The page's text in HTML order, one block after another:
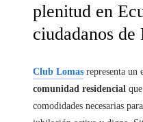
plenitud en
ciudadanos de
Club Lomas representa un
comunidad residencial
comodidades necesarias